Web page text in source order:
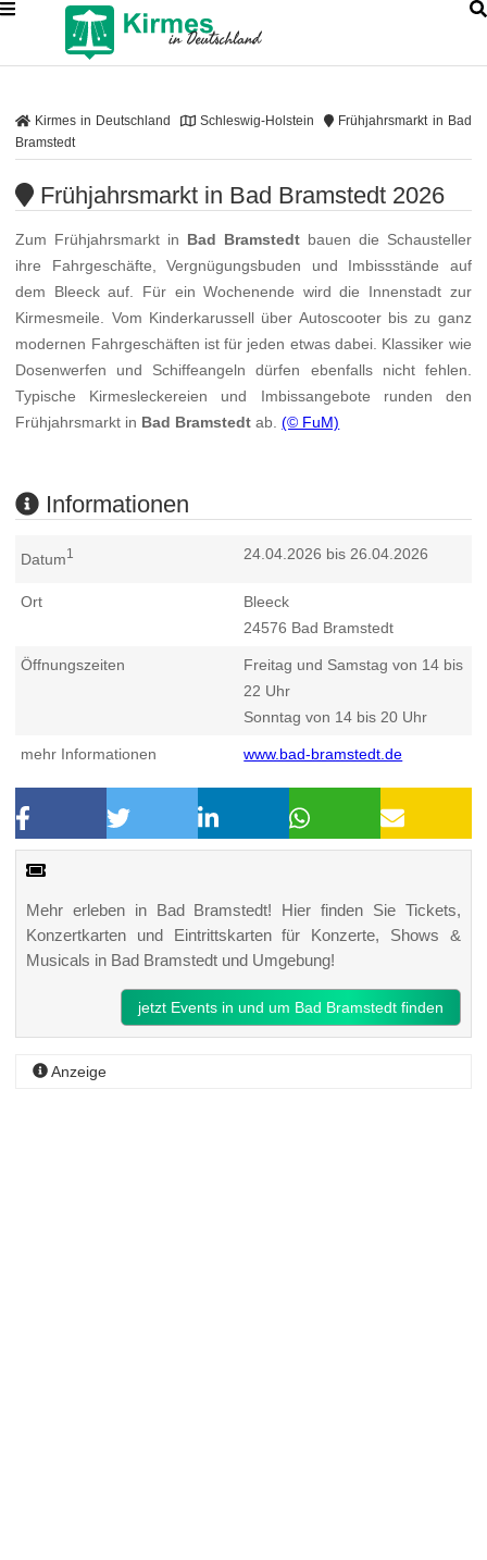
Kirmes in Deutschland Schleswig-Holstein
Frühjahrsmarkt in Bad
Bramstedt
Frühjahrsmarkt in Bad Bramstedt 2026
Zum Frühjahrsmarkt in Bad Bramstedtbauen die Schausteller
ihre Fahrgeschäfte, Vergnügungsbuden und Imbissstände auf
dem Bleeck auf. Für ein Wochenende wird die Innenstadt zur
Kirmesmeile. Vom Kinderkarussell über Autoscooter bis zu ganz
modernen Fahrgeschäften ist für jeden etwas dabei. Klassiker wie
Dosenwerfen und Schiffeangeln dürfen ebenfalls nicht fehlen.
Typische Kirmesleckereien und Imbissangebote runden den
Frühjahrsmarkt in Bad Bramstedt ab.(© FuM)
Informationen
Datum1 24.04.2026 bis 26.04.2026
Ort
Bleeck
24576 Bad Bramstedt
Öffnungszeiten
Freitag und Samstag von 14 bis
22 Uhr
Sonntag von 14 bis 20 Uhr
mehr Informationen www.bad-bramstedt.de
Mehr erleben in Bad Bramstedt! Hier finden Sie Tickets,
Konzertkarten und Eintrittskarten für Konzerte, Shows &
Musicals in Bad Bramstedt und Umgebung!
jetzt Events in und um Bad Bramstedt finden
Anzeige